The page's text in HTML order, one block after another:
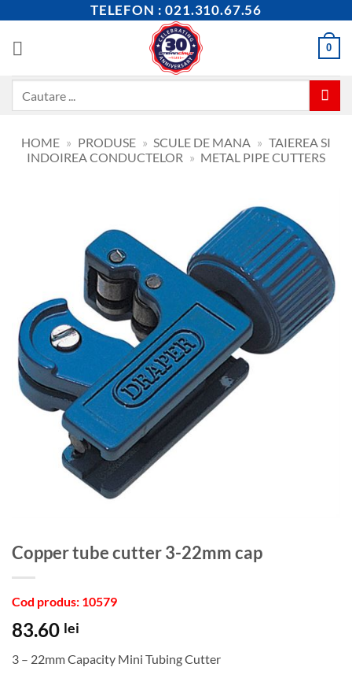
content
TELEFON : 021.310.67.56
0
HOME » PRODUSE » SCULE DE MANA » TAIEREA SI
INDOIREA CONDUCTELOR » METAL PIPE CUTTERS
Copper tube cutter 3-22mm cap
Cod produs: 10579
83.60 lei
3 – 22mm Capacity Mini Tubing Cutter